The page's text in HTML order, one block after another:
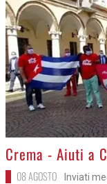
>
Crema - Aiuti a
08 AGOSTO Inviati